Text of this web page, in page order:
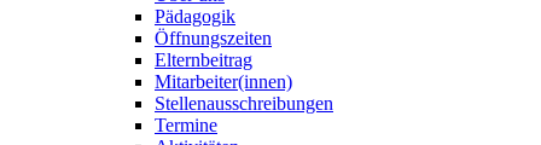
Pädagogik
Öffnungszeiten
Elternbeitrag
Mitarbeiter(innen)
Stellenausschreibungen
Termine